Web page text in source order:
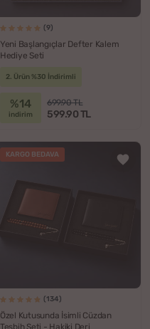
(9)
Yeni Başlangıçlar Defter Kalem
Hediye Seti
2. Ürün %30 İndirimli
%14
indirim
699.90 TL
599.90 TL
KARGO BEDAVA
(134)
Özel Kutusunda İsimli Cüzdan
Tesbih Seti - Hakiki Deri